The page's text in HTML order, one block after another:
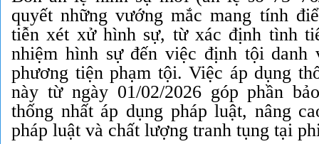
quyết những vướng mắc mang tính
tiễn xét xử hình sự, từ xác định tình
nhiệm hình sự đến việc định tội
phương tiện phạm tội. Việc áp dụng
này từ ngày 01/02/2026 góp phần
thống nhất áp dụng pháp luật, nâng
pháp luật và chất lượng tranh tụng tại